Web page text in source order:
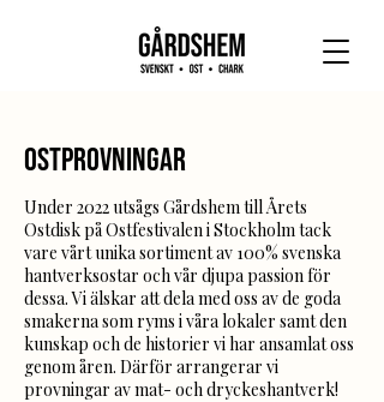
Ostprovningar
​Under 2022 utsågs Gårdshem till Årets
Ostdisk på Ostfestivalen i Stockholm tack
vare vårt unika sortiment av 100% svenska
hantverksostar och vår djupa passion för
dessa. Vi älskar att dela med oss av de goda
smakerna som ryms i våra lokaler samt den
kunskap och de historier vi har ansamlat oss
genom åren. Därför arrangerar vi
provningar av mat- och dryckeshantverk!